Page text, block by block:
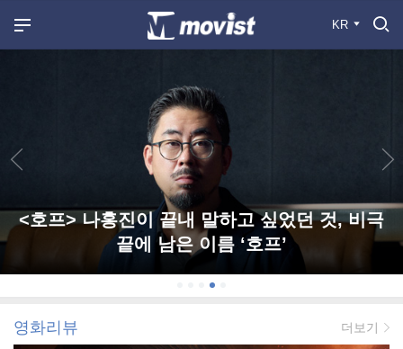
KR
<호프> 나홍진이 끝내 말하고 싶었던 것, 비극
끝에 남은 이름 ‘호프’
영화리뷰 더보기